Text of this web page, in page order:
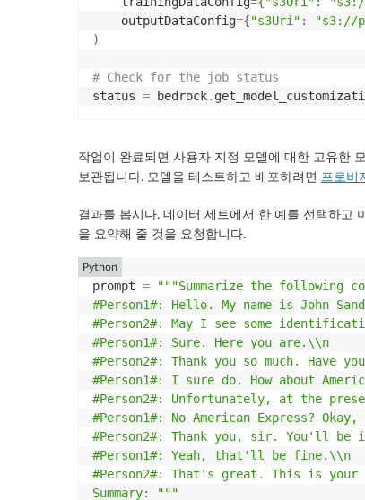
    outputDataConfig
={"s3Uri" : "s3://
)
# Check for the job status
status = bedrock.
작업이 완료되면 사용자 지정 모델에 대한 고유한
보관됩니다. 모델을 테스트하고 배포하려면 프로비
결과를 봅시다. 데이터 세트에서 한 예를 선택하고
을 요약해 줄 것을 요청합니다.
prompt =
"""Summarize the following
#Person1#: Hello. My name is John
#Person2#: May I see some
#Person1#: Sure. Here you are.\\n
#Person2#: Thank you so much. Have
#Person1#: I sure do. How about
#Person2#: Unfortunately, at the
#Person1#: No American Express?
#Person2#: Thank you, sir. You'll be
#Person1#: Yeah, that'll be fine.\\n
#Person2#: That's great. This is
Summary: """
Python